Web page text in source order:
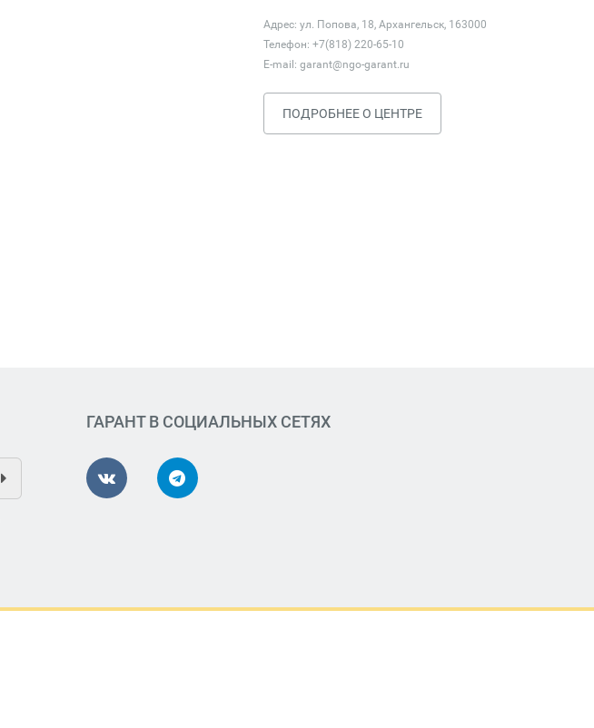
Адрес: ул. Попова, 18, Архангельск, 163000
Телефон: +7(818) 220-65-10
E-mail: garant@ngo-garant.ru
ПОДРОБНЕЕ О ЦЕНТРЕ
ГАРАНТ В СОЦИАЛЬНЫХ СЕТЯХ